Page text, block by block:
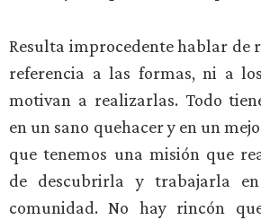
Resulta improcedente hablar de
referencia a las formas, ni a
motivan a realizarlas. Todo
en un sano quehacer y en un
que tenemos una misión que
de descubrirla y trabajarla
comunidad. No hay rincón